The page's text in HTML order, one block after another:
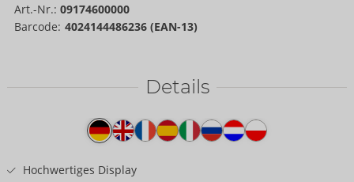
Art.-Nr.: 09174600000
Barcode: 4024144486236 (EAN-13)
Details
Produkttext
Hochwertiges Display